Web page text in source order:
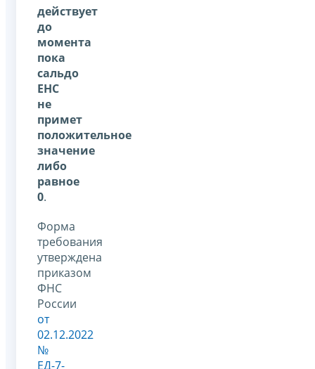
действует
до
момента
пока
сальдо
ЕНС
не
примет
положительное
значение
либо
равное
0.
Форма
требования
утверждена
приказом
ФНС
России
от
02.12.2022
№
ЕД-7-